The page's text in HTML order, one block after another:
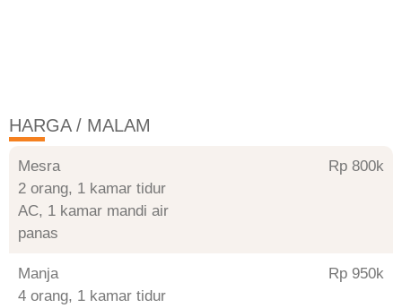
HARGA / MALAM
Mesra
2 orang, 1 kamar tidur
AC, 1 kamar mandi air
panas
Rp 800
Manja
4 orang, 1 kamar tidur
Rp 950